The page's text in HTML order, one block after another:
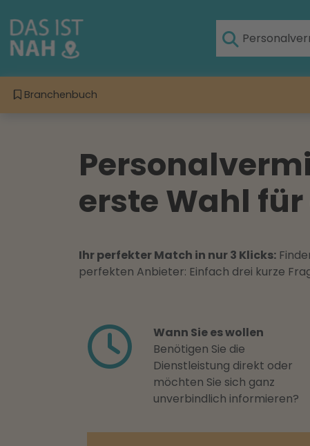
Branchenbuch
erste Wahl
Ihr perfekter Match in nur 3 Klicks:
perfekten Anbieter: Einfach drei kurze
Wann Sie es wollen
Benötigen Sie die
Dienstleistung direkt oder
möchten Sie sich ganz
unverbindlich informieren?